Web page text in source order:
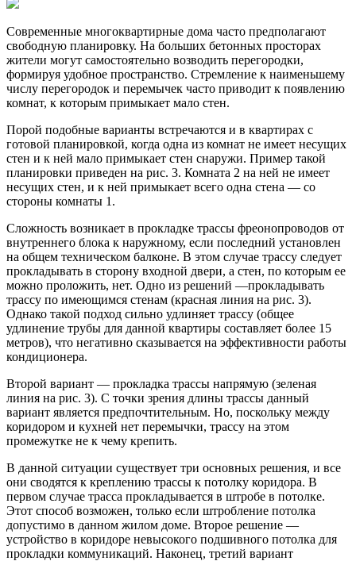
Современные многоквартирные дома часто предполагают
свободную планировку. На больших бетонных просторах
жители могут самостоятельно возводить перегородки,
формируя удобное пространство. Стремление к наименьшему
числу перегородок и перемычек часто приводит к появлению
комнат, к которым примыкает мало стен.
Порой подобные варианты встречаются и в квартирах с
готовой планировкой, когда одна из комнат не имеет несущих
стен и к ней мало примыкает стен снаружи. Пример такой
планировки приведен на рис. 3. Комната 2 на ней не имеет
несущих стен, и к ней примыкает всего одна стена — со
стороны комнаты 1.
Сложность возникает в прокладке трассы фреонопроводов от
внутреннего блока к наружному, если последний установлен
на общем техническом балконе. В этом случае трассу следует
прокладывать в сторону входной двери, а стен, по которым ее
можно проложить, нет. Одно из решений —прокладывать
трассу по имеющимся стенам (красная линия на рис. 3).
Однако такой подход сильно удлиняет трассу (общее
удлинение трубы для данной квартиры составляет более 15
метров), что негативно сказывается на эффективности работы
кондиционера.
Второй вариант — прокладка трассы напрямую (зеленая
линия на рис. 3). С точки зрения длины трассы данный
вариант является предпочтительным. Но, поскольку между
коридором и кухней нет перемычки, трассу на этом
промежутке не к чему крепить.
В данной ситуации существует три основных решения, и все
они сводятся к креплению трассы к потолку коридора. В
первом случае трасса прокладывается в штробе в потолке.
Этот способ возможен, только если штробление потолка
допустимо в данном жилом доме. Второе решение —
устройство в коридоре невысокого подшивного потолка для
прокладки коммуникаций. Наконец, третий вариант